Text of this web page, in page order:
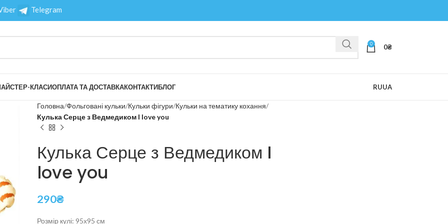
Telegram
0 0₴
КЛАСИОПЛАТА ТА ДОСТАВКАКОНТАКТИБЛОГ RUUA
Головна Фольговані кульки Кульки фігури Кульки на тематику кохання
Кулька Серце з Ведмедиком I love you
Кулька Серце з Ведмедиком I
love you
290₴
Розмір кулі: 95х95 см